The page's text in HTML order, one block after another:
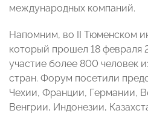
международных компаний.
Напомним, во II Тюменском
который прошел 18 февраля
участие более 800 человек
стран. Форум посетили
Чехии, Франции, Германии,
Венгрии, Индонезии,